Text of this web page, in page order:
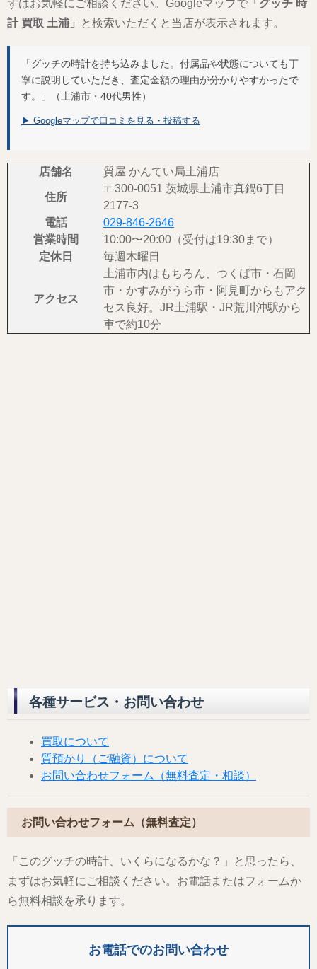
ずはお気軽にご相談ください。Googleマップで 「グッチ 時
計 買取 土浦」
と検索いただくと当店が表示されます。
「グッチの時計を持ち込みました。付属品や状態についても丁
寧に説明していただき、査定金額の理由が分かりやすかったで
す。」（土浦市・40代男性）
▶ Googleマップで口コミを見る・投稿する
店舗名 質屋 かんてい局土浦店
住所
〒300-0051 茨城県土浦市真鍋6丁目
2177-3
電話
029-846-2646
営業時間
10:00〜20:00（受付は19:30まで）
定休日
毎週木曜日
アクセス
土浦市内はもちろん、つくば市・石岡
市・かすみがうら市・阿見町からもアク
セス良好。JR土浦駅・JR荒川沖駅から
車で約10分
各種サービス・お問い合わせ
買取について
質預かり（ご融資）について
お問い合わせフォーム（無料査定・相談）
お問い合わせフォーム（無料査定）
「このグッチの時計、いくらになるかな？」と思ったら、
まずはお気軽にご相談ください。お電話またはフォームか
ら無料相談を承ります。
お電話でのお問い合わせ